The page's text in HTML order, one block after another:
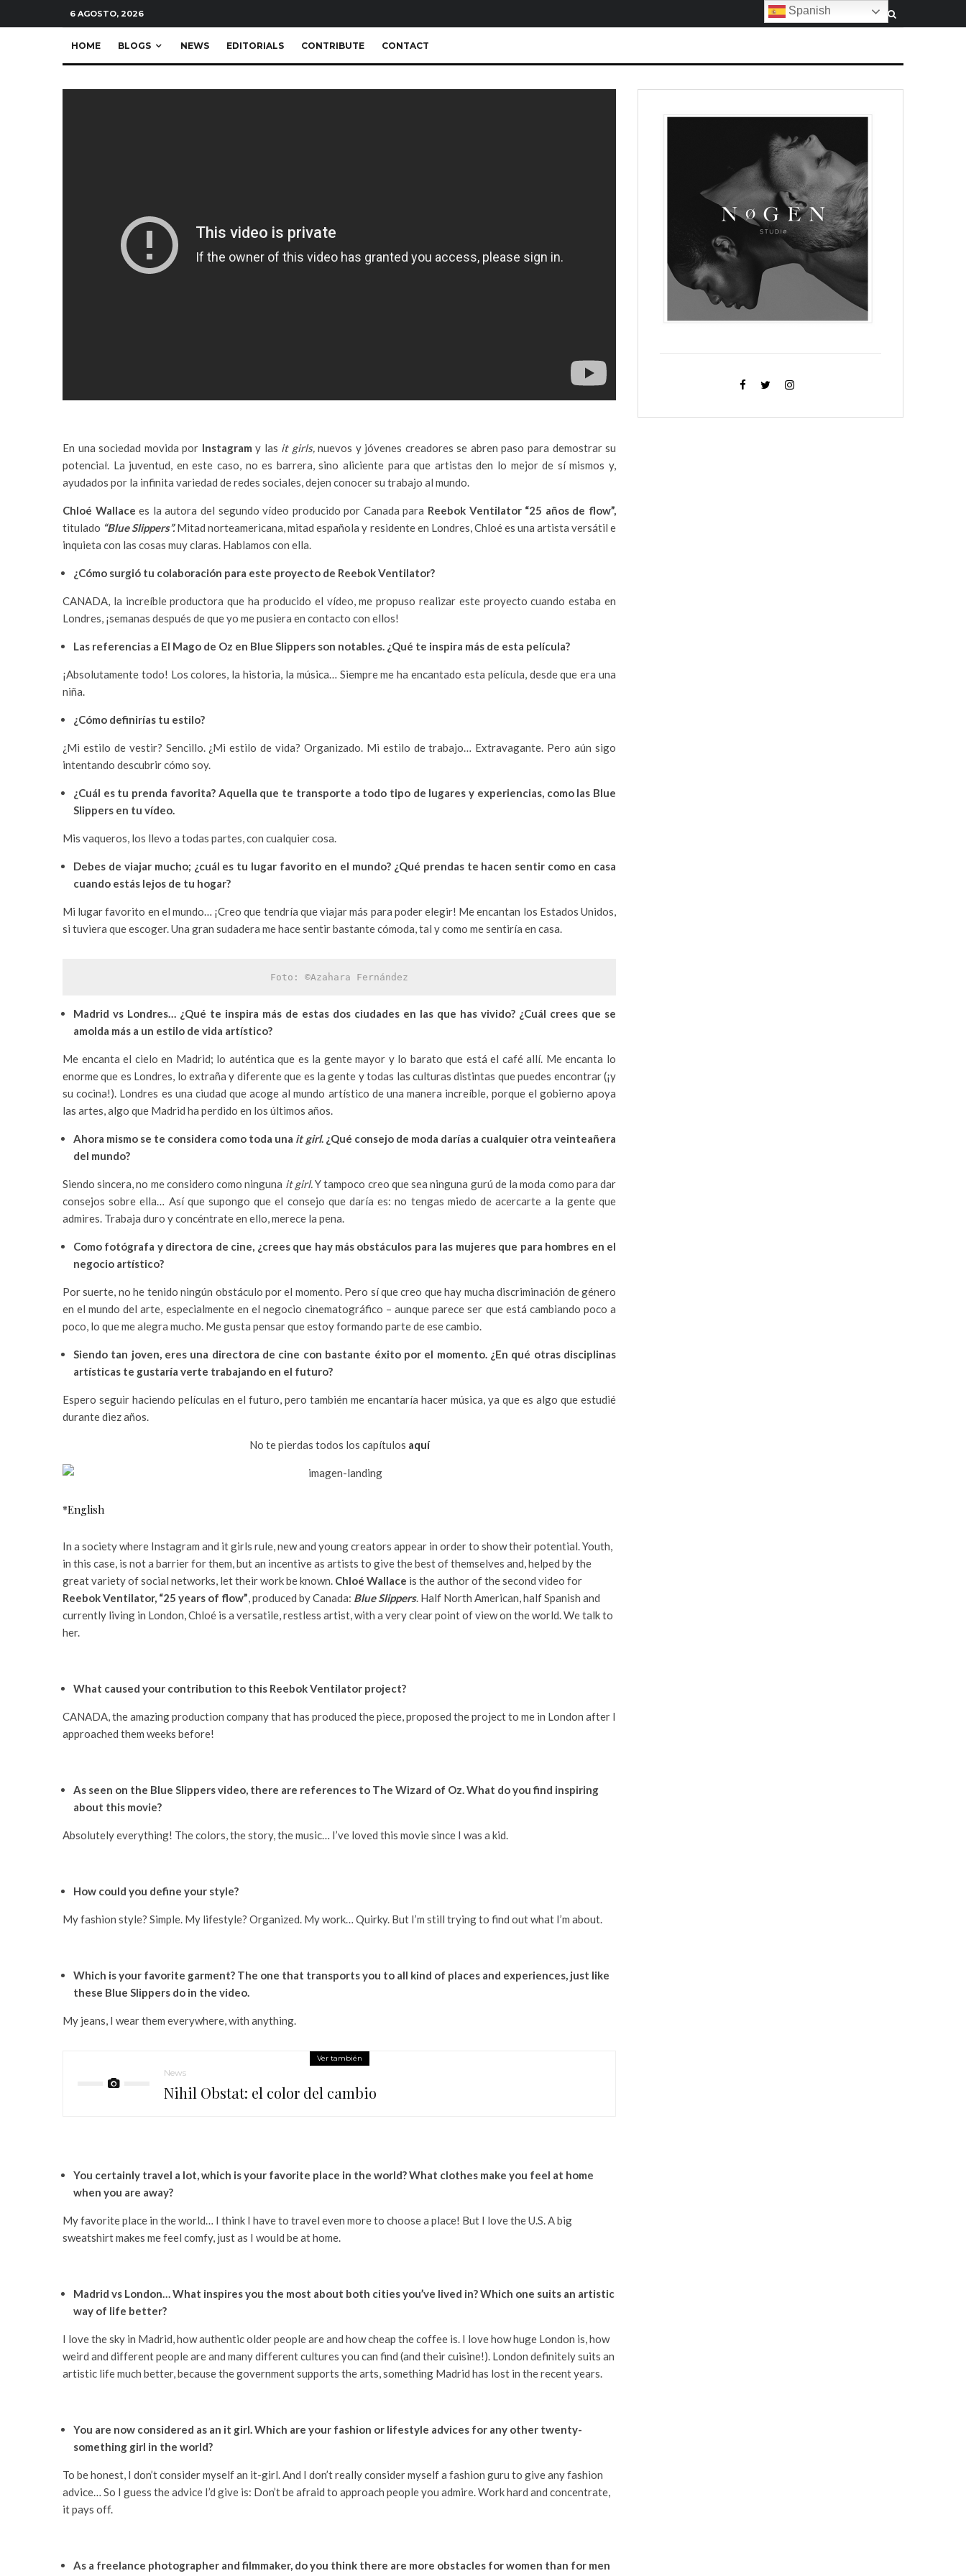
6 AGOSTO, 2026
HOME BLOGS NEWS EDITORIALS CONTRIBUTE CONTACT
En una sociedad movida por Instagram y las it girls,nuevos y jóvenes creadores se abren paso para demostrar su
potencial. La juventud, en este caso, no es barrera, sino aliciente para que artistas den lo mejor de sí mismos y,
ayudados por la infinita variedad de redes sociales, dejen conocer su trabajo al mundo.
Chloé Wallace es la autora del segundo vídeo producido por Canada para Reebok Ventilator “25 años de flow”,
titulado “Blue Slippers”.Mitad norteamericana, mitad española y residente en Londres, Chloé es una artista versátil e
inquieta con las cosas muy claras. Hablamos con ella.
¿Cómo surgió tu colaboración para este proyecto de Reebok Ventilator?
CANADA, la increíble productora que ha producido el vídeo, me propuso realizar este proyecto cuando estaba en
Londres, ¡semanas después de que yo me pusiera en contacto con ellos!
Las referencias a El Mago de Oz en Blue Slippers son notables. ¿Qué te inspira más de esta película?
¡Absolutamente todo! Los colores, la historia, la música… Siempre me ha encantado esta película, desde que era una
niña.
¿Cómo definirías tu estilo?
¿Mi estilo de vestir? Sencillo. ¿Mi estilo de vida? Organizado. Mi estilo de trabajo… Extravagante. Pero aún sigo
intentando descubrir cómo soy.
¿Cuál es tu prenda favorita? Aquella que te transporte a todo tipo de lugares y experiencias, como las Blue
Slippers en tu vídeo.
Mis vaqueros, los llevo a todas partes, con cualquier cosa.
Debes de viajar mucho; ¿cuál es tu lugar favorito en el mundo? ¿Qué prendas te hacen sentir como en casa
cuando estás lejos de tu hogar?
Mi lugar favorito en el mundo… ¡Creo que tendría que viajar más para poder elegir! Me encantan los Estados Unidos,
si tuviera que escoger. Una gran sudadera me hace sentir bastante cómoda, tal y como me sentiría en casa.
Foto: ©Azahara Fernández
Madrid vs Londres… ¿Qué te inspira más de estas dos ciudades en las que has vivido? ¿Cuál crees que se
amolda más a un estilo de vida artístico?
Me encanta el cielo en Madrid; lo auténtica que es la gente mayor y lo barato que está el café allí. Me encanta lo
enorme que es Londres, lo extraña y diferente que es la gente y todas las culturas distintas que puedes encontrar (¡y
su cocina!). Londres es una ciudad que acoge al mundo artístico de una manera increíble, porque el gobierno apoya
las artes, algo que Madrid ha perdido en los últimos años.
Ahora mismo se te considera como toda una it girl. ¿Qué consejo de moda darías a cualquier otra veinteañera
del mundo?
Siendo sincera, no me considero como ninguna it girl.Y tampoco creo que sea ninguna gurú de la moda como para dar
consejos sobre ella… Así que supongo que el consejo que daría es: no tengas miedo de acercarte a la gente que
admires. Trabaja duro y concéntrate en ello, merece la pena.
Como fotógrafa y directora de cine, ¿crees que hay más obstáculos para las mujeres que para hombres en el
negocio artístico?
Por suerte, no he tenido ningún obstáculo por el momento. Pero sí que creo que hay mucha discriminación de género
en el mundo del arte, especialmente en el negocio cinematográfico – aunque parece ser que está cambiando poco a
poco, lo que me alegra mucho. Me gusta pensar que estoy formando parte de ese cambio.
Siendo tan joven, eres una directora de cine con bastante éxito por el momento. ¿En qué otras disciplinas
artísticas te gustaría verte trabajando en el futuro?
Espero seguir haciendo películas en el futuro, pero también me encantaría hacer música, ya que es algo que estudié
durante diez años.
No te pierdas todos los capítulos aquí
*English
In a society where Instagram and it girls rule, new and young creators appear in order to show their potential. Youth,
in this case, is not a barrier for them, but an incentive as artists to give the best of themselves and, helped by the
great variety of social networks, let their work be known. Chloé Wallace is the author of the second video for
Reebok Ventilator, “25 years of flow”, produced by Canada: Blue Slippers. Half North American, half Spanish and
currently living in London, Chloé is a versatile, restless artist, with a very clear point of view on the world. We talk to
her.
What caused your contribution to this Reebok Ventilator project?
CANADA, the amazing production company that has produced the piece, proposed the project to me in London after I
approached them weeks before!
As seen on the Blue Slippers video, there are references to The Wizard of Oz. What do you find inspiring
about this movie?
Absolutely everything! The colors, the story, the music… I’ve loved this movie since I was a kid.
How could you define your style?
My fashion style? Simple. My lifestyle? Organized. My work… Quirky. But I’m still trying to find out what I’m about.
Which is your favorite garment? The one that transports you to all kind of places and experiences, just like
these Blue Slippers do in the video.
My jeans, I wear them everywhere, with anything.
Ver también
News
Nihil Obstat: el color del cambio
You certainly travel a lot, which is your favorite place in the world?What clothes make you feel at home
when you are away?
My favorite place in the world… I think I have to travel even more to choose a place! But I love the U.S. A big
sweatshirt makes me feel comfy, just as I would be at home.
Madrid vs London… What inspires you the most about both cities you’ve lived in? Which one suits an artistic
way of life better?
I love the sky in Madrid, how authentic older people are and how cheap the coffee is. I love how huge London is, how
weird and different people are and many different cultures you can find (and their cuisine!). London definitely suits an
artistic life much better, because the government supports the arts, something Madrid has lost in the recent years.
You are now considered as an it girl. Which are your fashion or lifestyle advices for any other twenty-
something girl in the world?
To be honest, I don’t consider myself an it-girl. And I don’t really consider myself a fashion guru to give any fashion
advice… So I guess the advice I’d give is: Don’t be afraid to approach people you admire. Work hard and concentrate,
it pays off.
As a freelance photographer and filmmaker, do you think there are more obstacles for women than for men
Spanish